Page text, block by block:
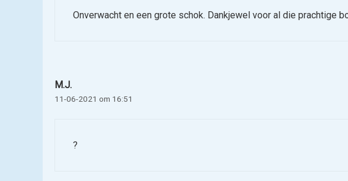
Onverwacht en een grote schok. Dankjewel voor al die prachtige
M.J.
11-06-2021 om 16:51
?